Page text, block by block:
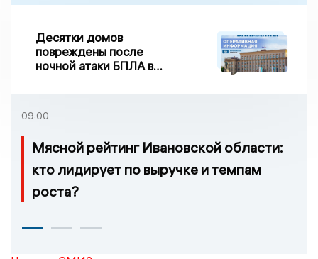
Десятки домов
повреждены после
ночной атаки БПЛА в
09:00
Мясной рейтинг Ивановской области:
кто лидирует по выручке и темпам
роста?